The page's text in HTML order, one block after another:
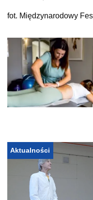
fot. Międzynarodowy
Aktualności